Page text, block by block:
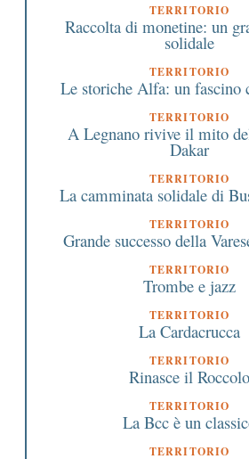
TERRITORIO
Raccolta di monetine: un
solidale
TERRITORIO
Le storiche Alfa: un fascino
TERRITORIO
A Legnano rivive il mito
Dakar
TERRITORIO
La camminata solidale di
TERRITORIO
Grande successo della
TERRITORIO
Trombe e jazz
TERRITORIO
La Cardacrucca
TERRITORIO
Rinasce il Roccolo
TERRITORIO
La Bcc è un
TERRITORIO